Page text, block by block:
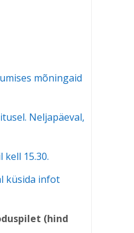
mõningaid
Neljapäeval,
15.30.
küsida infot
(hind